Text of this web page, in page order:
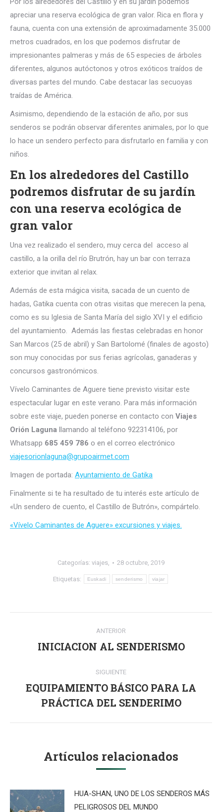
apreciar una reserva ecológica de gran valor. Rica en flora y
fauna, cuenta con una extensión de aproximadamente 35.000
metros cuadrados, en los que podemos disfrutar de
impresionantes palmeras y más de 65 especies de árboles
diferentes, algunos autóctonos y otros exóticos traídos de
diversas partes del mundo. Cabe destacar las secuoyas
traídas de América.
Asimismo, dependiendo de la estación de año, por sus
senderos se podrán observar diferentes animales, por lo que
lo hace un sendero perfecto para disfrutarlo en familia y con
niños.
En los alrededores del Castillo
podremos disfrutar de su jardín
con una reserva ecológica de
gran valor
Una vez realizado el sendero, muy cerca del acceso al
castillo, a la orilla del río Brutrón, hay un bar con terraza
exterior que invitan al relax.
Además de esta mágica visita, sacada de un cuento de
hadas, Gatika cuenta con otras visitas que merecen la pena,
como es su Iglesia de Santa María del siglo XVI y el edificio
del ayuntamiento. Además las fiestas celebradas en honor
San Marcos (25 de abril) y San Bartolomé (finales de agosto)
son muy conocidas por sus ferias agrícolas, ganaderas y
concursos gastronómicos.
Vívelo Caminantes de Aguere tiene previsto visitar este
espectacular lugar en este verano. Para más información
sobre este viaje, pueden ponerse en contacto con Viajes
Orión Laguna llamando al teléfono 922314106, por
Whatsapp 685 459 786 o en el correo electrónico
viajesorionlaguna@grupoairmet.com
Imagen de portada: Ayuntamiento de Gatika
Finalmente si te ha resultado de tu interés este artículo de
«Un sendero de cuento, el Castillo de Butrón», compártelo.
«Vívelo Caminantes de Aguere» excursiones y viajes.
Categorías: viajes, 28 octubre, 2019
Etiquetas: Euskadi senderismo viajar
Navegación
entre
publicaciones
ANTERIOR
Publicación
INICIACION AL SENDERISMO
SIGUIENTE
Publicación
siguiente:
EQUIPAMIENTO BÁSICO PARA LA
PRÁCTICA DEL SENDERIMO
Artículos relacionados
HUA-SHAN, UNO DE LOS SENDEROS MÁS
PELIGROSOS DEL MUNDO